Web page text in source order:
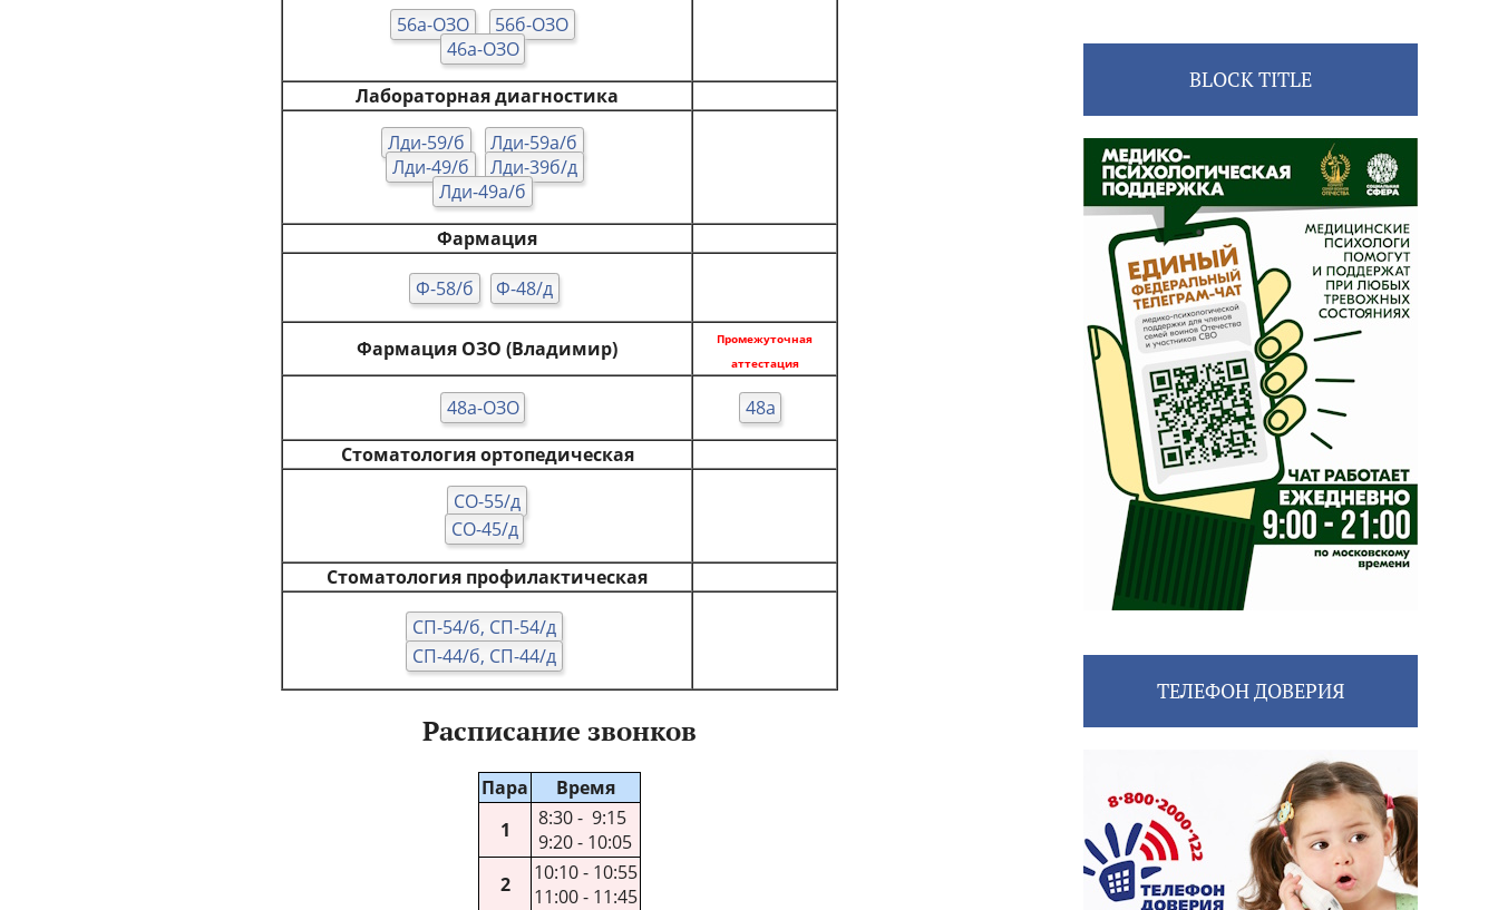
56а-ОЗО
56б-ОЗО
46а-ОЗО
Лабораторная диагностика
Лди-59/б
Лди-59а/б
Лди-49/б
Лди-39б/д
Лди-49а/б
Фармация
Ф-58/б Ф-48/д
Фармация ОЗО (Владимир)
Промежуточная
аттестация
48а-ОЗО
48а
Стоматология ортопедическая
СО-55/д
СО-45/д
Стоматология профилактическая
СП-54/б, СП-54/д
СП-44/б, СП-44/д
Расписание звонков
Пара
Время
1
8:30 - 9:15
9:20 - 10:05
2
10:10 - 10:55
11:00 - 11:45
BLOCK TITLE
ТЕЛЕФОН ДОВЕРИЯ